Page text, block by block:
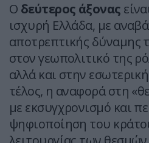
Ο δεύτερος άξονας
ισχυρή Ελλάδα, με
αποτρεπτικής δύναμης
στον γεωπολιτικό της
αλλά και στην
τέλος, η αναφορά στη
με εκσυγχρονισμό και
ψηφιοποίηση του